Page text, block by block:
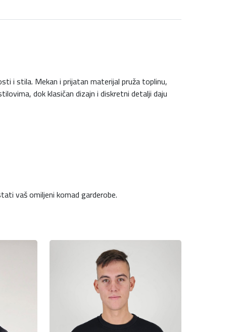
i stila. Mekan i prijatan materijal pruža toplinu,
dok klasičan dizajn i diskretni detalji daju
vaš omiljeni komad garderobe.